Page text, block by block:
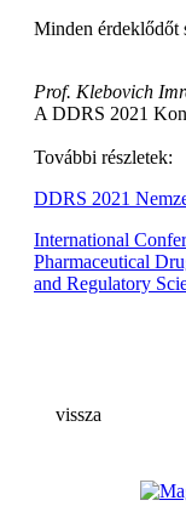
Minden érdeklődőt
Prof. Klebovich
A DDRS 2021
További részletek:
DDRS 2021
International
Pharmaceutical
and Regulatory
vissza